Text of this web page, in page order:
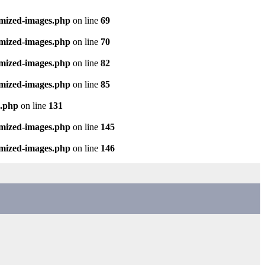
images.php on line 69
images.php on line 70
images.php on line 82
images.php on line 85
on line 131
images.php on line 145
images.php on line 146